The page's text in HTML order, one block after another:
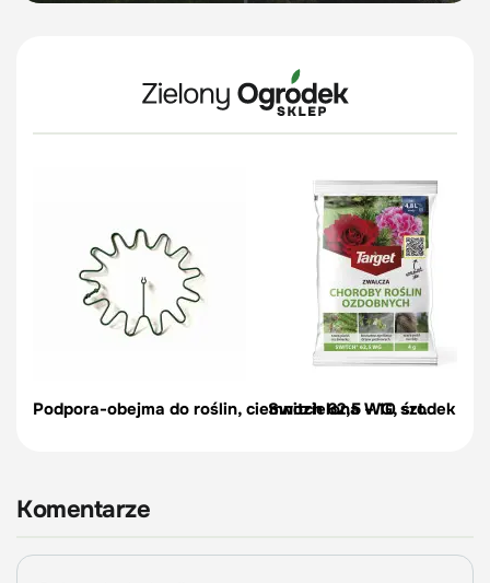
Podpora-obejma do roślin, ciemnozielona – 10 szt.
Switch 62,5 WG, środek
Komentarze